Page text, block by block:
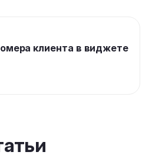
клиента в виджете